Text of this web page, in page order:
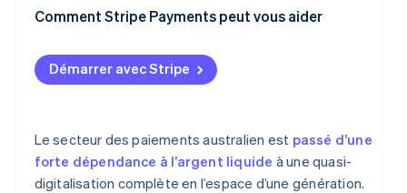
Paiements par carte
Comment Stripe Payments peut vous aider
Démarrer avec Stripe
Le secteur des paiements australien est passé d’une
forte dépendance à l’argent liquide à une quasi-
digitalisation complète en l’espace d’une génération.